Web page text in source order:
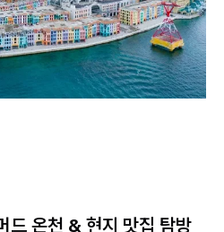
드 온천 & 현지 맛집 탐방